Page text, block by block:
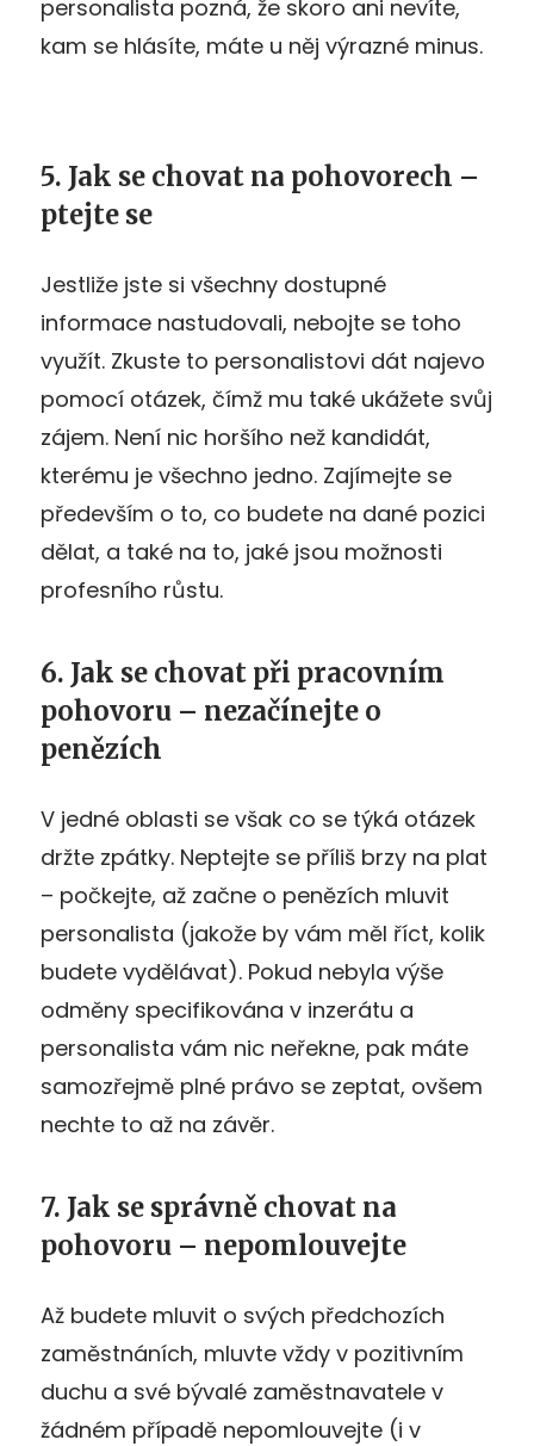
personalista pozná, že skoro ani nevíte,
kam se hlásíte, máte u něj výrazné minus.
5. Jak se chovat na pohovorech –
ptejte se
Jestliže jste si všechny dostupné
informace nastudovali, nebojte se toho
využít. Zkuste to personalistovi dát najevo
pomocí otázek, čímž mu také ukážete svůj
zájem. Není nic horšího než kandidát,
kterému je všechno jedno. Zajímejte se
především o to, co budete na dané pozici
dělat, a také na to, jaké jsou možnosti
profesního růstu.
6. Jak se chovat při pracovním
pohovoru – nezačínejte o
penězích
V jedné oblasti se však co se týká otázek
držte zpátky. Neptejte se příliš brzy na plat
– počkejte, až začne o penězích mluvit
personalista (jakože by vám měl říct, kolik
budete vydělávat). Pokud nebyla výše
odměny specifikována v inzerátu a
personalista vám nic neřekne, pak máte
samozřejmě plné právo se zeptat, ovšem
nechte to až na závěr.
7. Jak se správně chovat na
pohovoru – nepomlouvejte
Až budete mluvit o svých předchozích
zaměstnáních, mluvte vždy v pozitivním
duchu a své bývalé zaměstnavatele v
žádném případě nepomlouvejte (i v